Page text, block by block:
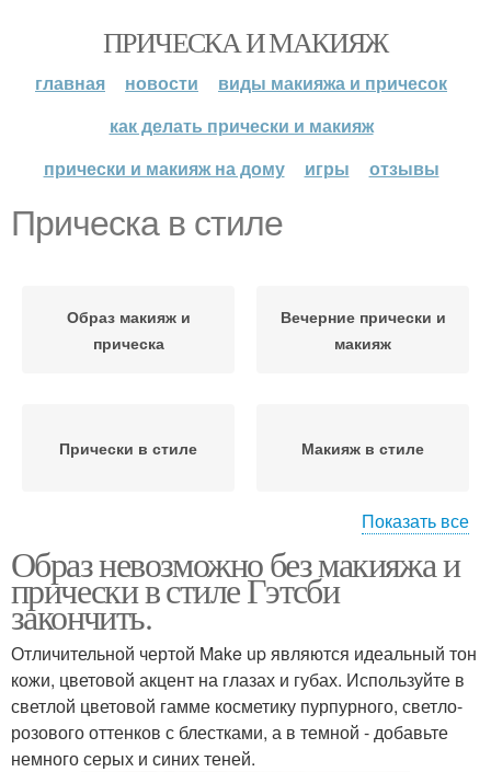
ПРИЧЕСКА И МАКИЯЖ
главная новости
виды макияжа и причесок
как делать прически и макияж
прически и макияж на дому
игры отзывы
Прическа в стиле
Образ макияж и
прическа
Вечерние прически и
макияж
Прически в стиле Макияж в стиле
Образа в стиле
стиле
Модный макияж и
прическа
Стильные прически и
макияж
Показать все
Образ невозможно без макияжа и
прически в стиле Гэтсби
закончить.
Отличительной чертой Make up являются идеальный тон
кожи, цветовой акцент на глазах и губах. Используйте в
светлой цветовой гамме косметику пурпурного, светло-
розового оттенков с блестками, а в темной - добавьте
немного серых и синих теней.